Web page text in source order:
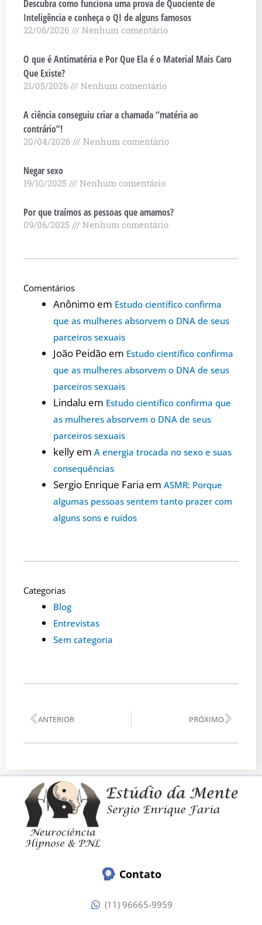
Descubra como funciona uma prova de Quociente de
Inteligência e conheça o QI de alguns famosos
22/06/2026 Nenhum comentário
O que é Antimatéria e Por Que Ela é o Material Mais Caro
Que Existe?
21/05/2026 Nenhum comentário
A ciência conseguiu criar a chamada “matéria ao
contrário”!
20/04/2026 Nenhum comentário
Negar sexo
19/10/2025 Nenhum comentário
Por que traímos as pessoas que amamos?
09/06/2025 Nenhum comentário
Comentários
Anônimo em Estudo científico confirma
que as mulheres absorvem o DNA de seus
parceiros sexuais
João Peidão em Estudo científico confirma
que as mulheres absorvem o DNA de seus
parceiros sexuais
Lindalu em Estudo científico confirma que
as mulheres absorvem o DNA de seus
parceiros sexuais
kelly em A energia trocada no sexo e suas
consequências
Sergio Enrique Faria em ASMR: Porque
algumas pessoas sentem tanto prazer com
alguns sons e ruídos
Categorias
Blog
Entrevistas
Sem categoria
Anterior
ANTERIOR PRÓXIMO
Contato
(11) 96665-9959